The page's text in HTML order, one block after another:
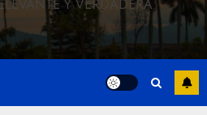
Y VERDADERA.
Local
Hoy